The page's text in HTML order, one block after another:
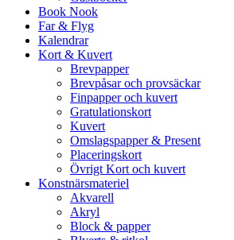
Book Nook
Far & Flyg
Kalendrar
Kort & Kuvert
Brevpapper
Brevpåsar och provsäckar
Finpapper och kuvert
Gratulationskort
Kuvert
Omslagspapper & Present
Placeringskort
Övrigt Kort och kuvert
Konstnärsmateriel
Akvarell
Akryl
Block & papper